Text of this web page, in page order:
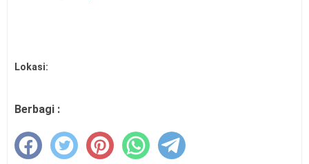
Lokasi:
Berbagi :